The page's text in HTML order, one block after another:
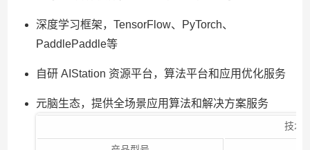
深度学习框架，TensorFlow、PyTorch、
PaddlePaddle等
自研 AIStation 资源平台，算法平台和应用优化服务
元脑生态，提供全场景应用算法和解决方案服务
技术